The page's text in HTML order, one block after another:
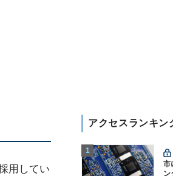
用してい
アクセスランキン
市
ン